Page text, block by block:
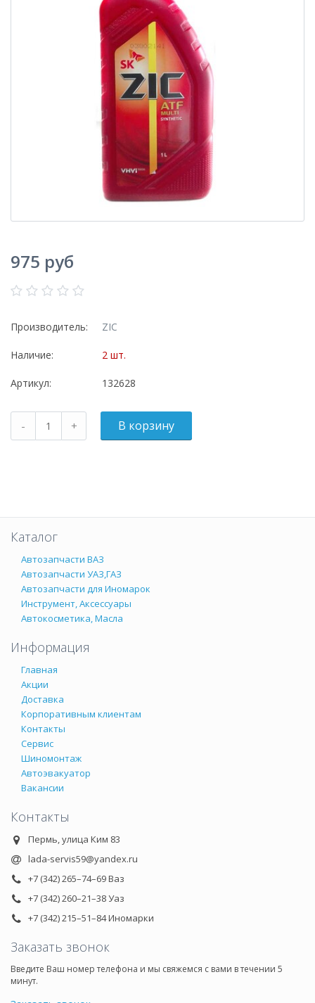
975 руб
Производитель: ZIC
Наличие: 2 шт.
Артикул: 132628
Каталог
Автозапчасти ВАЗ
Автозапчасти УАЗ,ГАЗ
Автозапчасти для Иномарок
Инструмент, Аксессуары
Автокосметика, Масла
Информация
Главная
Акции
Доставка
Корпоративным клиентам
Контакты
Сервис
Шиномонтаж
Автоэвакуатор
Вакансии
Контакты
Пермь, улица Ким 83
lada-servis59@yandex.ru
+7 (342) 265–74–69 Ваз
+7 (342) 260–21–38 Уаз
+7 (342) 215–51–84 Иномарки
Заказать звонок
Введите Ваш номер телефона и мы свяжемся с вами в течении 5
минут.